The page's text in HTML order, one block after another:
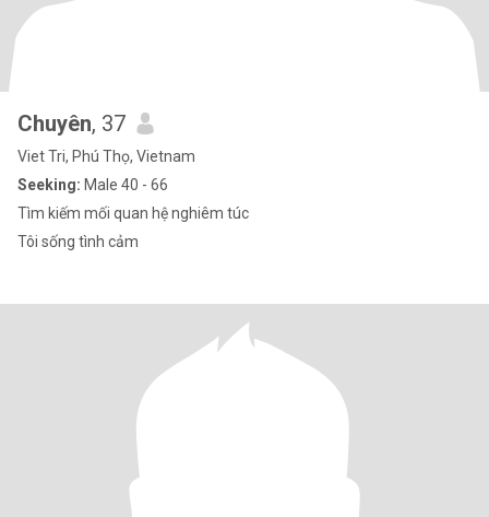
Chuyên, 37
Viet Tri, Phú Thọ, Vietnam
Seeking: Male 40 - 66
Tìm kiếm mối quan hệ nghiêm túc
Tôi sống tình cảm